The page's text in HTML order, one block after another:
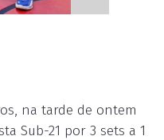
na tarde de ontem
Sub-21 por 3 sets a 1